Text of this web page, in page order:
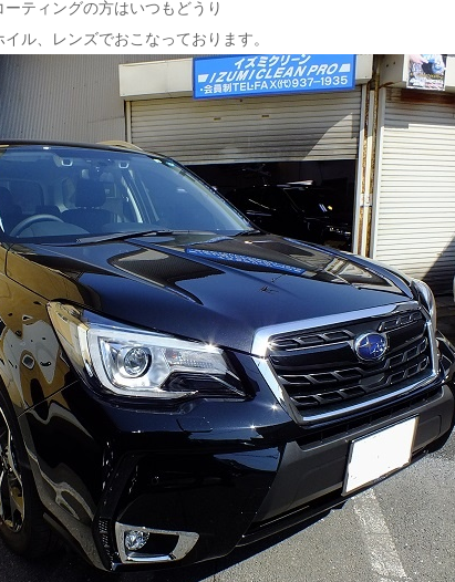
ティングの方はいつもどうり
ル、レンズでおこなっております。